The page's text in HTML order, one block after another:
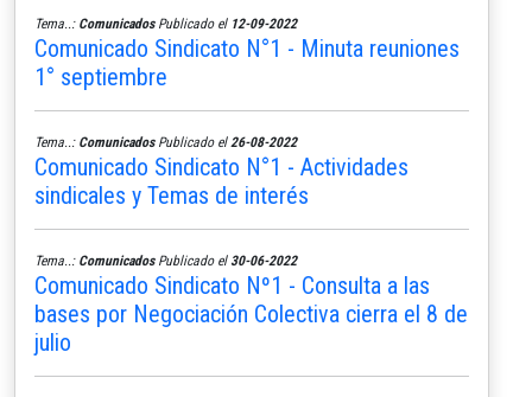
Tema..: ComunicadosPublicado el 12-09-2022
Comunicado Sindicato N°1 - Minuta reuniones
1° septiembre
Tema..: ComunicadosPublicado el 26-08-2022
Comunicado Sindicato N°1 - Actividades
sindicales y Temas de interés
Tema..: ComunicadosPublicado el 30-06-2022
Comunicado Sindicato Nº1 - Consulta a las
bases por Negociación Colectiva cierra el 8 de
julio